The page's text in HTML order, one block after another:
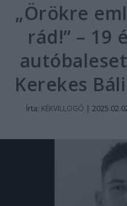
„Örökre
rád!” – 19
Kerekes
Írta: KÉKVILLOGÓ |